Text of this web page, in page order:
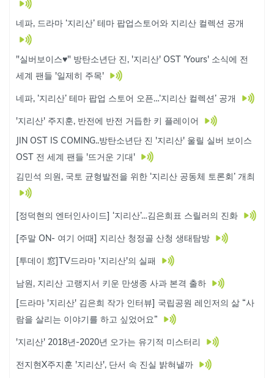
네파, 드라마 ‘지리산’ 테마 팝업스토어와 지리산 컬렉션 공개
"실버보이스♥" 방탄소년단 진, '지리산' OST 'Yours' 소식에 전
세계 팬들 '일제히 주목'
네파, ‘지리산’ 테마 팝업 스토어 오픈…‘지리산 컬렉션’ 공개
'지리산' 주지훈, 반전에 반전 거듭한 키 플레이어
JIN OST IS COMING..방탄소년단 진 '지리산' 울릴 실버 보이스
OST 전 세계 팬들 '뜨거운 기대'
김민석 의원, 국토 균형발전을 위한 ‘지리산 공동체 토론회’ 개최
[정덕현의 엔터인사이드] ‘지리산’…김은희표 스릴러의 진화
[주말 ON- 여기 어때] 지리산 청정골 산청 생태탐방
[투데이 窓]TV드라마 '지리산'의 실패
남원, 지리산 고랭지서 키운 만생종 사과 본격 출하
[드라마 '지리산' 김은희 작가 인터뷰] 국립공원 레인저의 삶 “사
람을 살리는 이야기를 하고 싶었어요”
'지리산' 2018년-2020년 오가는 유기적 미스터리
전지현X주지훈 '지리산', 단서 속 진실 밝혀낼까